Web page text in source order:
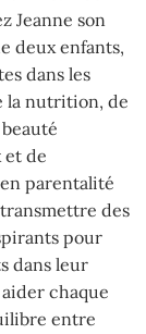
Jeanne son
deux enfants,
dans les
la nutrition, de
et de
parentalité
des
pour
dans leur
chaque
entre